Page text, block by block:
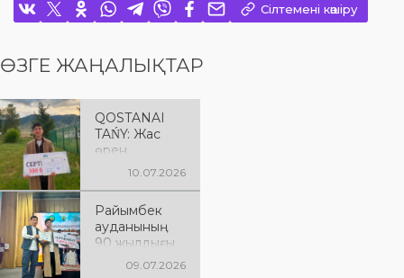
Сілтемені көшіру
ӨЗГЕ ЖАҢАЛЫҚТАР
QOSTANAI
TAŃY: Жас
өрен
республикал
оралды
10.07.2026
Райымбек
ауданының
90 жылдығы
аясында, ақын
09.07.2026